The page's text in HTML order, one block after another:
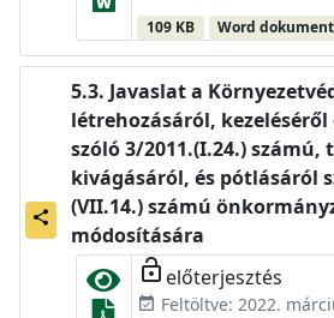
109 KB Word
share
Javaslat a
létrehozásáról,
szóló 3/2011.(I.24.) számú,
kivágásáról, és pótlásáról
(VII.14.) számú
módosítására
lock_open előterjesztés
event_available Feltöltve: 2022.